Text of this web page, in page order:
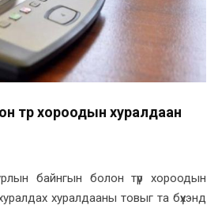
түр хороодын хуралдаан
байнгын болон түр хороодын
хуралдааны товыг та бүхэнд